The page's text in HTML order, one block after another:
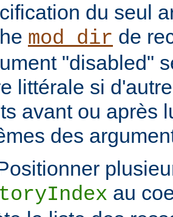
du seul
mod_dir de
"disabled"
littérale si
avant ou après
des
au